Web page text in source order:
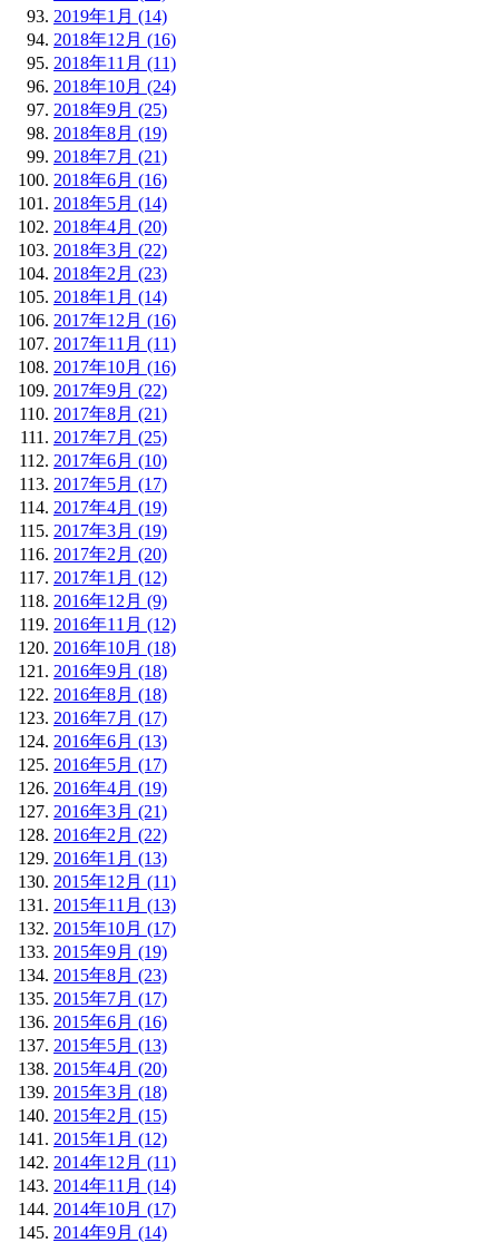
2019年1月 (14)
2018年12月 (16)
2018年11月 (11)
2018年10月 (24)
2018年9月 (25)
2018年8月 (19)
2018年7月 (21)
2018年6月 (16)
2018年5月 (14)
2018年4月 (20)
2018年3月 (22)
2018年2月 (23)
2018年1月 (14)
2017年12月 (16)
2017年11月 (11)
2017年10月 (16)
2017年9月 (22)
2017年8月 (21)
2017年7月 (25)
2017年6月 (10)
2017年5月 (17)
2017年4月 (19)
2017年3月 (19)
2017年2月 (20)
2017年1月 (12)
2016年12月 (9)
2016年11月 (12)
2016年10月 (18)
2016年9月 (18)
2016年8月 (18)
2016年7月 (17)
2016年6月 (13)
2016年5月 (17)
2016年4月 (19)
2016年3月 (21)
2016年2月 (22)
2016年1月 (13)
2015年12月 (11)
2015年11月 (13)
2015年10月 (17)
2015年9月 (19)
2015年8月 (23)
2015年7月 (17)
2015年6月 (16)
2015年5月 (13)
2015年4月 (20)
2015年3月 (18)
2015年2月 (15)
2015年1月 (12)
2014年12月 (11)
2014年11月 (14)
2014年10月 (17)
2014年9月 (14)